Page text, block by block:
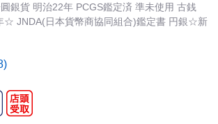
銀貨 明治22年 PCGS鑑定済 準未使用 古銭
☆ JNDA(日本貨幣商協同組合)鑑定書 円銀☆新